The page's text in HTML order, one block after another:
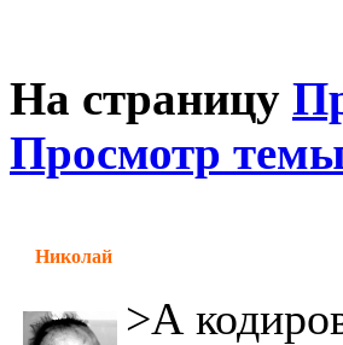
На страницу
Просмотр
Николай
>А